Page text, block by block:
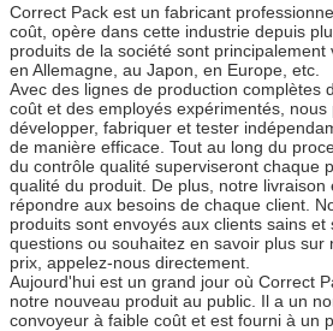
Correct Pack est un fabricant
coût, opère dans cette industrie depuis
produits de la société sont principalement
en Allemagne, au Japon, en Europe, etc.
Avec des lignes de production complètes
coût et des employés expérimentés, nous
développer, fabriquer et tester
de manière efficace. Tout au long du
du contrôle qualité superviseront chaque
qualité du produit. De plus, notre livraison
répondre aux besoins de chaque client.
produits sont envoyés aux clients sains et
questions ou souhaitez en savoir plus sur
prix, appelez-nous directement.
Aujourd'hui est un grand jour où Correct
notre nouveau produit au public. Il a un
convoyeur à faible coût et est fourni à un